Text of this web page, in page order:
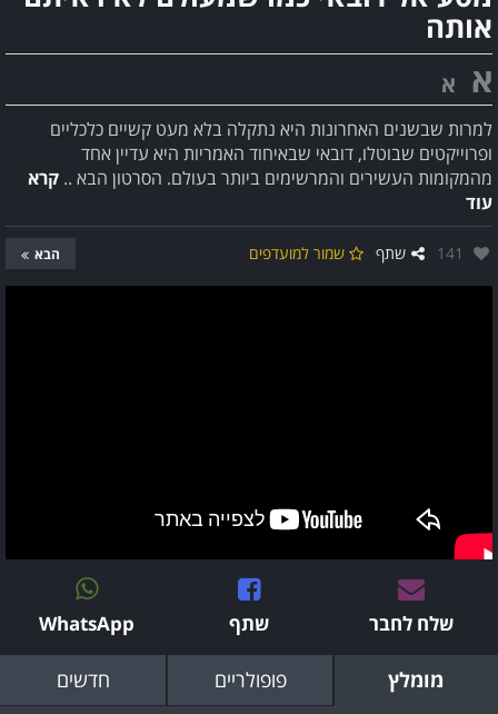
אותה
א א
למרות שבשנים האחרונות היא נתקלה בלא מעט קשיים כלכליים
ופרוייקטים שבוטלו, דובאי שבאיחוד האמריות היא עדיין אחד
מהמקומות העשירים והמרשימים ביותר בעולם. הסרטון הבא .. קרא
עוד
אהבו:
141 שתף שמור למועדפים הבא
שלח לחבר שתף WhatsApp
מומלץ פופולריים חדשים